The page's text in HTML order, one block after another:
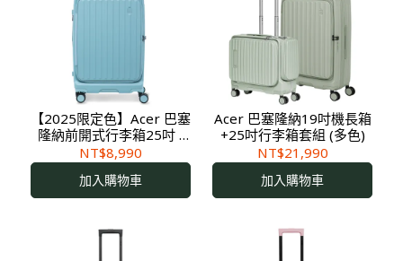
【2025限定色】Acer 巴塞
隆納前開式行李箱25吋 -
天空藍
NT$8,990
加入購物車
Acer 巴塞隆納19吋機長箱
+25吋行李箱套組 (多色)
NT$21,990
加入購物車